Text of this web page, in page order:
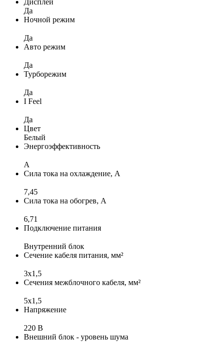
Дисплей
Да
Ночной режим
Да
Авто режим
Да
Турборежим
Да
I Feel
Да
Цвет
Белый
Энергоэффективность
A
Сила тока на охлаждение, А
7,45
Сила тока на обогрев, А
6,71
Подключение питания
Внутренний блок
Сечение кабеля питания, мм²
3x1,5
Сечения межблочного кабеля, мм²
5x1,5
Напряжение
220 В
Внешний блок - уровень шума